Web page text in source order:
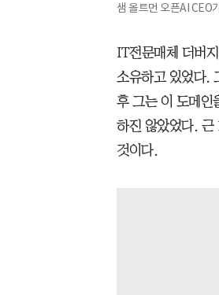
샘 올트먼 오픈AI
IT전문매체 더버
소유하고 있었다.
후 그는 이 도메인
하진 않았었다. 근
것이다.